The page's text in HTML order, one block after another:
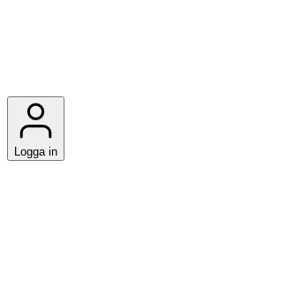
Logga in